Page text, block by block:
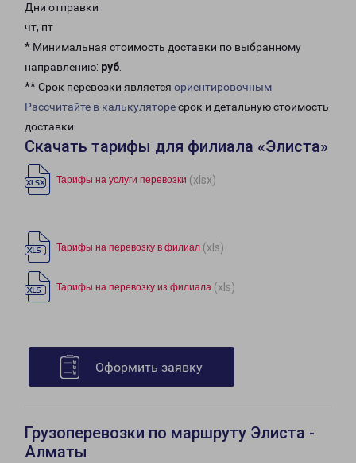
Дни отправки
чт, пт
* Минимальная стоимость доставки по выбранному
направлению: руб.
** Срок перевозки является ориентировочным
Рассчитайте в калькуляторесрок и детальную стоимость
доставки.
Скачать тарифы для филиала «Элиста»
Тарифы на услуги перевозки (xlsx)
Тарифы на перевозку в филиал (xls)
Тарифы на перевозку из филиала (xls)
Оформить заявку
Грузоперевозки по маршруту Элиста -
Алматы